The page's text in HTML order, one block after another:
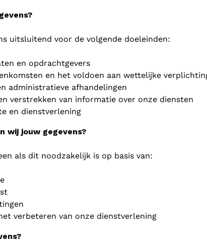
uitsluitend voor de volgende doeleinden:
en opdrachtgevers
en het voldoen aan wettelijke
administratieve afhandelingen
verstrekken van informatie over onze diensten
en dienstverlening
wij jouw gegevens?
als dit noodzakelijk is op basis van:
verbeteren van onze dienstverlening